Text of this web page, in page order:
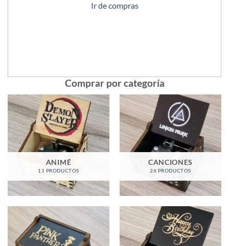
Ir de compras
Comprar por categoría
ANIMÉ
11 PRODUCTOS
CANCIONES
26 PRODUCTOS